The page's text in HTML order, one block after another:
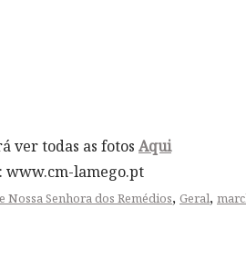
ver todas as fotos Aqui
www.cm-lamego.pt
Nossa Senhora dos Remédios, Geral,